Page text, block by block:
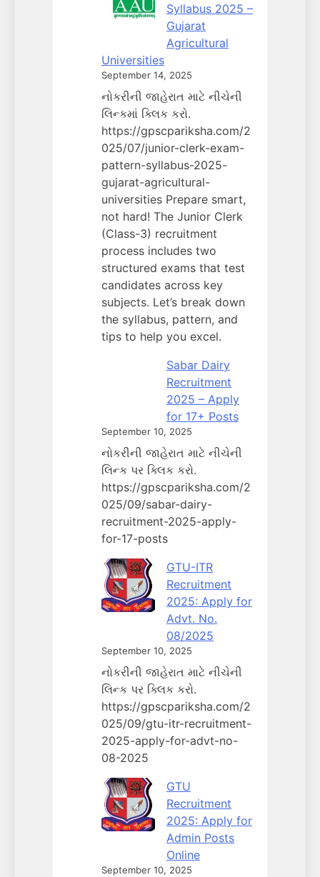
Syllabus 2025 –
Gujarat
Agricultural
Universities
September 14, 2025
નોકરીની જાહેરાત માટે નીચેની
લિન્કમાં ક્લિક કરો.
https://gpscpariksha.com/2
025/07/junior-clerk-exam-
pattern-syllabus-2025-
gujarat-agricultural-
universities Prepare smart,
not hard! The Junior Clerk
(Class-3) recruitment
process includes two
structured exams that test
candidates across key
subjects. Let’s break down
the syllabus, pattern, and
tips to help you excel.
Sabar Dairy
Recruitment
2025 – Apply
for 17+ Posts
September 10, 2025
નોકરીની જાહેરાત માટે નીચેની
લિન્ક પર ક્લિક કરો.
https://gpscpariksha.com/2
025/09/sabar-dairy-
recruitment-2025-apply-
for-17-posts
GTU-ITR
Recruitment
2025: Apply for
Advt. No.
08/2025
September 10, 2025
નોકરીની જાહેરાત માટે નીચેની
લિન્ક પર ક્લિક કરો.
https://gpscpariksha.com/2
025/09/gtu-itr-recruitment-
2025-apply-for-advt-no-
08-2025
GTU
Recruitment
2025: Apply for
Admin Posts
Online
September 10, 2025